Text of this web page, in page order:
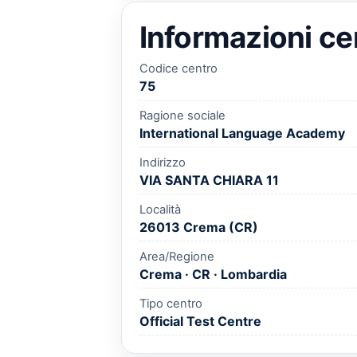
Informazioni
Codice centro
75
Ragione sociale
International Language Academy
Indirizzo
VIA SANTA CHIARA 11
Località
26013 Crema (CR)
Area/Regione
Crema · CR · Lombardia
Tipo centro
Official Test Centre